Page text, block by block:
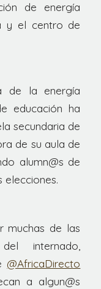
de energía
y el centro de
de la energía
educación ha
secundaria de
de su aula de
alumn@s de
elecciones.
muchas de las
internado,
@AfricaDirecto
a algun@s